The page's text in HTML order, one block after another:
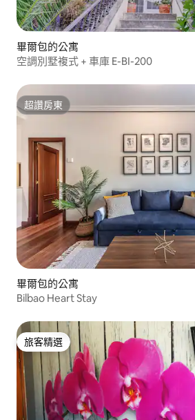
畢爾包的公寓
空調別墅複式 + 車庫 E-BI-200
超讚房東
超讚房東
畢爾包的公寓
Bilbao Heart Stay
旅客精選
旅客精選